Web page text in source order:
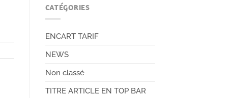
CATÉGORIES
ENCART TARIF
NEWS
Non classé
TITRE ARTICLE EN TOP BAR